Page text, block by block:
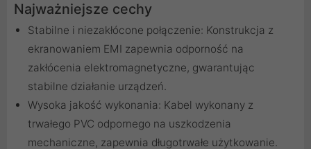
Najważniejsze cechy
Stabilne i niezakłócone połączenie: Konstrukcja z
ekranowaniem EMI zapewnia odporność na
zakłócenia elektromagnetyczne, gwarantując
stabilne działanie urządzeń.
Wysoka jakość wykonania: Kabel wykonany z
trwałego PVC odpornego na uszkodzenia
mechaniczne, zapewnia długotrwałe użytkowanie.